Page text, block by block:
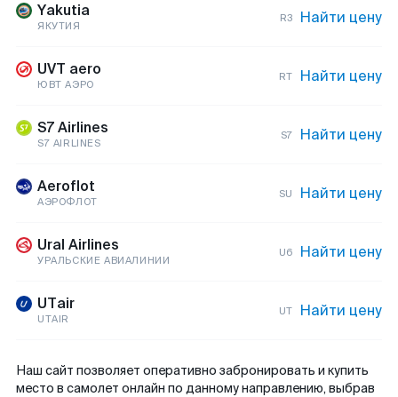
Yakutia
ЯКУТИЯ
R3 Найти цену
UVT aero
ЮВТ АЭРО
RT Найти цену
S7 Airlines
S7 AIRLINES
S7 Найти цену
Aeroflot
АЭРОФЛОТ
SU Найти цену
Ural Airlines
УРАЛЬСКИЕ АВИАЛИНИИ
U6 Найти цену
UTair
UTAIR
UT Найти цену
Наш сайт позволяет оперативно забронировать и купить
место в самолет онлайн по данному направлению, выбрав